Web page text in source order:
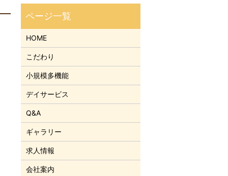
HOME
こだわり
小規模多機能
デイサービス
Q&A
ギャラリー
求人情報
会社案内